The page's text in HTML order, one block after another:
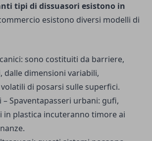
tipi di dissuasori esistono in
esistono diversi modelli di
sono costituiti da barriere,
dalle dimensioni variabili,
di posarsi sulle superfici.
– Spaventapasseri urbani: gufi,
in plastica incuteranno timore ai